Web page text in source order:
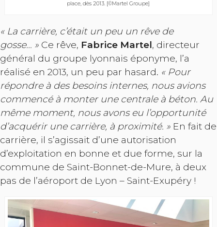
place, dès 2013. [©Martel Groupe]
« La carrière, c’était un peu un rêve de
gosse… » Ce rêve, Fabrice Martel, directeur
général du groupe lyonnais éponyme, l’a
réalisé en 2013, un peu par hasard. « Pour
répondre à des besoins internes, nous avions
commencé à monter une centrale à béton. Au
même moment, nous avons eu l’opportunité
d’acquérir une carrière, à proximité. » En fait de
carrière, il s’agissait d’une autorisation
d’exploitation en bonne et due forme, sur la
commune de Saint-Bonnet-de-Mure, à deux
pas de l’aéroport de Lyon – Saint-Exupéry !